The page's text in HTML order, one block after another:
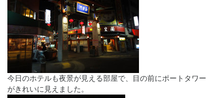
今日のホテルも夜景が見える部屋で、目の前にポートタワー
がきれいに見えました。